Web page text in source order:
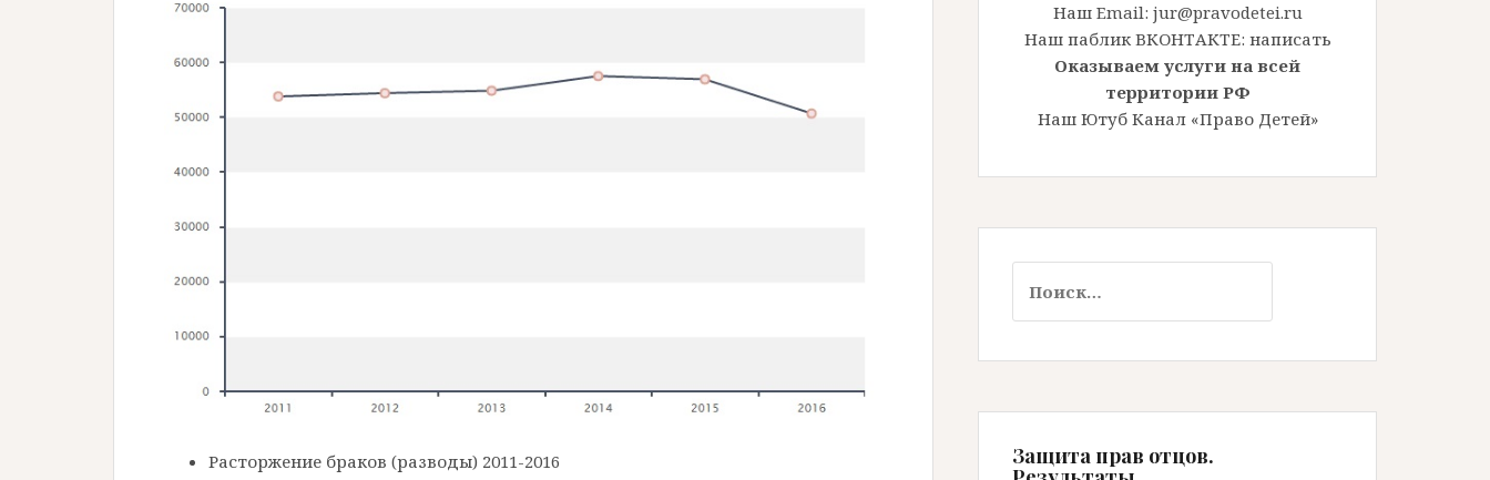
Расторжение браков (разводы) 2011-2016
Наш Email: jur@pravodetei.ru
Наш паблик ВКОНТАКТЕ: написать
Оказываем услуги на всей
территории РФ
Наш Ютуб Канал «Право Детей»
Защита прав отцов.